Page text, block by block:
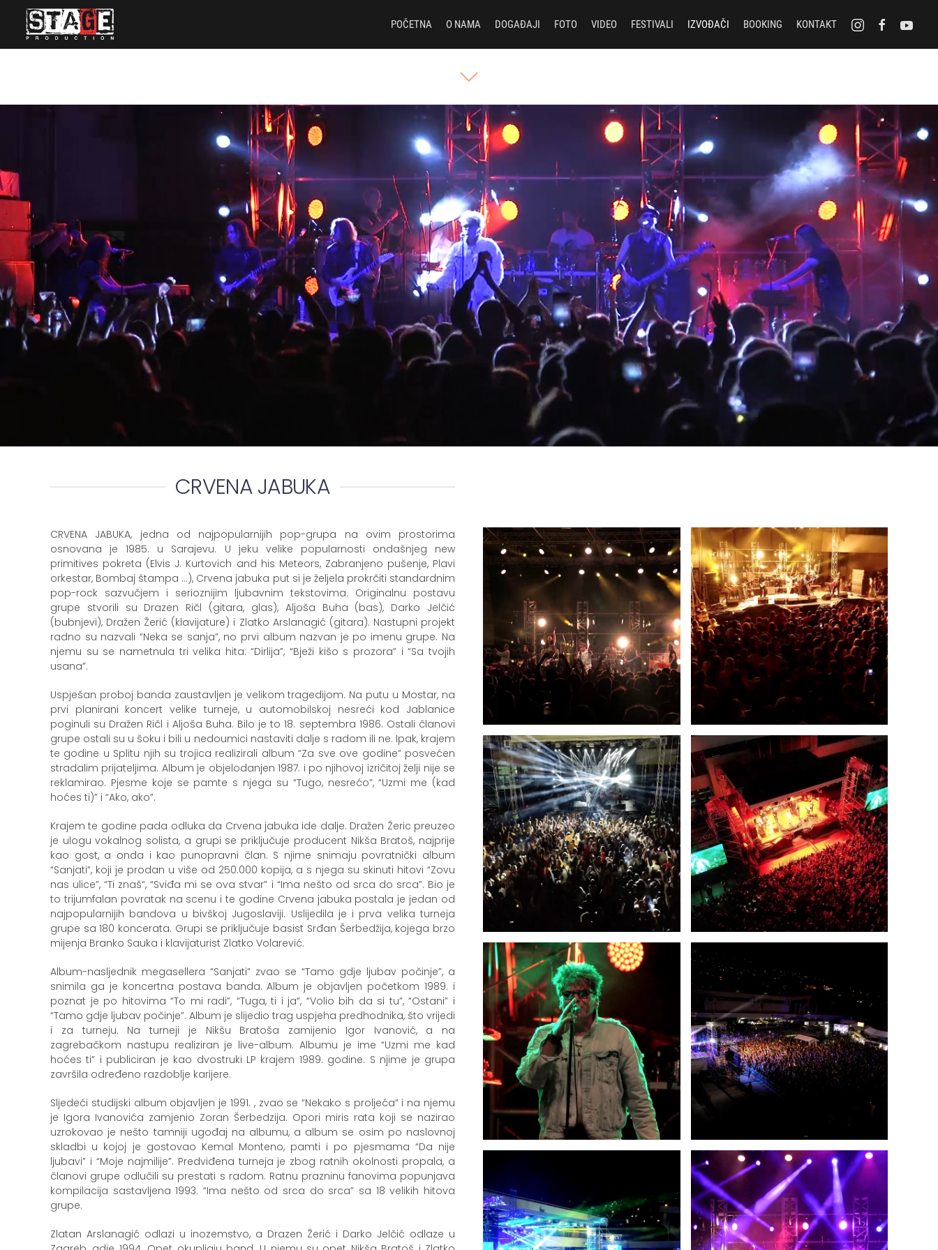
POČETNA O NAMA DOGAĐAJI FOTO VIDEO FESTIVALI IZVOĐAČI BOOKING KONTAKT
CRVENA JABUKA
CRVENA JABUKA, jedna od najpopularnijih pop-grupa na ovim prostorima
osnovana je 1985. u Sarajevu. U jeku velike popularnosti ondašnjeg new
primitives pokreta (Elvis J. Kurtovich and his Meteors, Zabranjeno pušenje, Plavi
orkestar, Bombaj štampa ...), Crvena jabuka put si je željela prokrčiti standardnim
pop-rock sazvučjem i serioznijim ljubavnim tekstovima. Originalnu postavu
grupe stvorili su Drazen Ričl (gitara, glas), Aljoša Buha (bas), Darko Jelčić
(bubnjevi), Dražen Žerić (klavijature) i Zlatko Arslanagić (gitara). Nastupni projekt
radno su nazvali “Neka se sanja”, no prvi album nazvan je po imenu grupe. Na
njemu su se nametnula tri velika hita: “Dirlija”, “Bježi kišo s prozora” i “Sa tvojih
usana”.
Uspješan proboj banda zaustavljen je velikom tragedijom. Na putu u Mostar, na
prvi planirani koncert velike turneje, u automobilskoj nesreći kod Jablanice
poginuli su Dražen Ričl i Aljoša Buha. Bilo je to 18. septembra 1986. Ostali članovi
grupe ostali su u šoku i bili u nedoumici nastaviti dalje s radom ili ne. Ipak, krajem
te godine u Splitu njih su trojica realizirali album “Za sve ove godine” posvećen
stradalim prijateljima. Album je objelodanjen 1987. i po njihovoj izričitoj želji nije se
reklamirao. Pjesme koje se pamte s njega su “Tugo, nesrećo”, “Uzmi me (kad
hoćes ti)” i “Ako, ako”.
Krajem te godine pada odluka da Crvena jabuka ide dalje. Dražen Žeric preuzeo
je ulogu vokalnog solista, a grupi se priključuje producent Nikša Bratoš, najprije
kao gost, a onda i kao punopravni član. S njime snimaju povratnički album
“Sanjati”, koji je prodan u više od 250.000 kopija, a s njega su skinuti hitovi “Zovu
nas ulice”, “Ti znaš“, “Sviđa mi se ova stvar” i “Ima nešto od srca do srca”. Bio je
to trijumfalan povratak na scenu i te godine Crvena jabuka postala je jedan od
najpopularnijih bandova u bivškoj Jugoslaviji. Uslijedila je i prva velika turneja
grupe sa 180 koncerata. Grupi se priključuje basist Srđan Šerbedžija, kojega brzo
mijenja Branko Sauka i klavijaturist Zlatko Volarević.
Album-nasljednik megasellera “Sanjati” zvao se “Tamo gdje ljubav počinje”, a
snimila ga je koncertna postava banda. Album je objavljen početkom 1989. i
poznat je po hitovima “To mi radi”, “Tuga, ti i ja“, “Volio bih da si tu”, “Ostani” i
“Tamo gdje ljubav počinje”. Album je slijedio trag uspjeha predhodnika, što vrijedi
i za turneju. Na turneji je Nikšu Bratoša zamijenio Igor Ivanović, a na
zagrebačkom nastupu realiziran je live-album. Albumu je ime “Uzmi me kad
hoćes ti” i publiciran je kao dvostruki LP krajem 1989. godine. S njime je grupa
završila određeno razdoblje karijere.
Sljedeći studijski album objavljen je 1991. , zvao se “Nekako s proljeća” i na njemu
je Igora Ivanovića zamjenio Zoran Šerbedzija. Opori miris rata koji se nazirao
uzrokovao je nešto tamniji ugođaj na albumu, a album se osim po naslovnoj
skladbi u kojoj je gostovao Kemal Monteno, pamti i po pjesmama “Da nije
ljubavi” i “Moje najmilije”. Predviđena turneja je zbog ratnih okolnosti propala, a
članovi grupe odlučili su prestati s radom. Ratnu prazninu fanovima popunjava
kompilacija sastavljena 1993. “Ima nešto od srca do srca” sa 18 velikih hitova
grupe.
Zlatan Arslanagić odlazi u inozemstvo, a Drazen Žerić i Darko Jelčić odlaze u